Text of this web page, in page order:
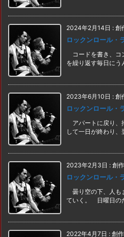
2024年2月14日 : 創
ロックンロール・
コードを書き、コ
を繰り返す毎日にう
2023年6月10日 : 創
ロックンロール・
アパートに戻り、
して一日が終わり、
2023年2月3日 : 創
ロックンロール・
曇り空の下、人も
ていく。 日曜日の
2022年4月7日 : 創